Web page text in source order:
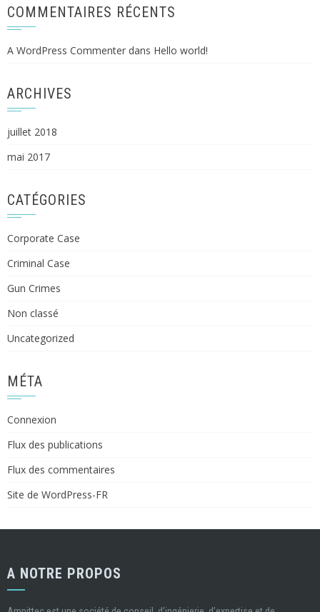
COMMENTAIRES RÉCENTS
A WordPress Commenter dans Hello world!
ARCHIVES
juillet 2018
mai 2017
CATÉGORIES
Corporate Case
Criminal Case
Gun Crimes
Non classé
Uncategorized
MÉTA
Connexion
Flux des publications
Flux des commentaires
Site de WordPress-FR
A NOTRE PROPOS